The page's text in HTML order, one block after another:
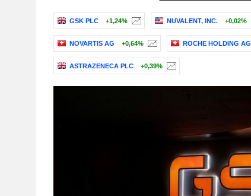
GSK PLC +1,24% NUVALENT, INC. +0,02%
NOVARTIS AG +0,64% ROCHE HOLDING AG
ASTRAZENECA PLC +0,39%